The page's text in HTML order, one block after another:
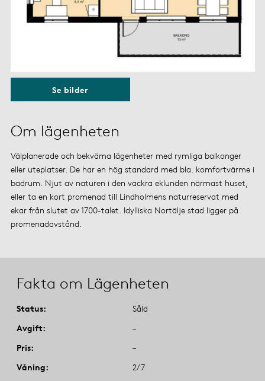
Om lägenheten
Välplanerade och bekväma lägenheter med rymliga balkonger
eller uteplatser. De har en hög standard med bla. komfortvärme i
badrum. Njut av naturen i den vackra eklunden närmast huset,
eller ta en kort promenad till Lindholmens naturreservat med
ekar från slutet av 1700-talet. Idylliska Nortälje stad ligger på
promenadavstånd.
Fakta om Lägenheten
Status
Såld
Avgift
–
Pris
–
Våning
2/7
Se bilder